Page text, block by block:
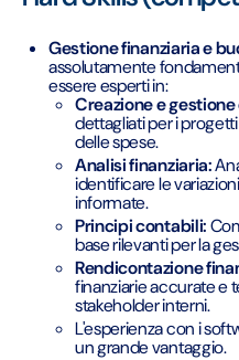
Gestione finanziaria e
assolutamente
essere esperti in:
Creazione e
dettagliati per i
delle spese.
Analisi finanziaria:
identificare le
informate.
Principi contabili:
base rilevanti per la
Rendicontazione
finanziarie accurate e
stakeholder interni.
L'esperienza con i
un grande vantaggio.